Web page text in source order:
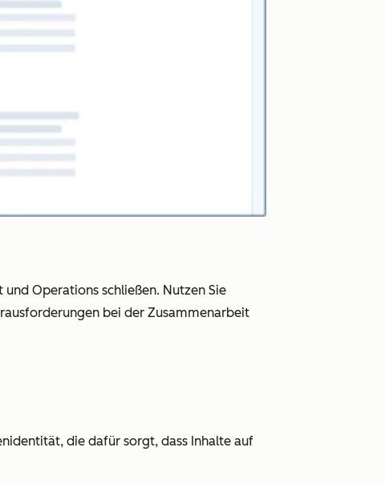
Operations schließen. Nutzen Sie
bei der Zusammenarbeit
die dafür sorgt, dass Inhalte auf